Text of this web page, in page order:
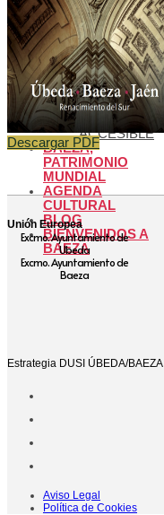
LLEGAR A
BAEZA
Y
PÚBLICO
OFICINA DE
TURISMO
BAEZA
ACCESIBLE
BAEZA,
PATRIMONIO
MUNDIAL
AGENDA
CULTURAL
BLOG
BIENVENIDOS A
BAEZA
Descargar PDF
Unión Europea
Excmo. Ayuntamiento de
Ubeda
Excmo. Ayuntamiento de
Baeza
Estrategia DUSI ÚBEDA/
Aviso Legal
Política de Cookies